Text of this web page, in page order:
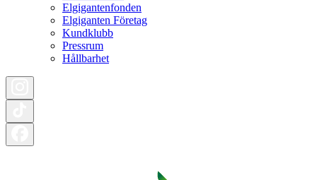
Elgigantenfonden
Elgiganten Företag
Kundklubb
Pressrum
Hållbarhet